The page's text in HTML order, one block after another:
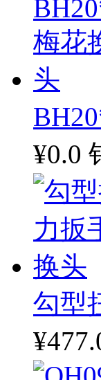
¥0.0
勾型